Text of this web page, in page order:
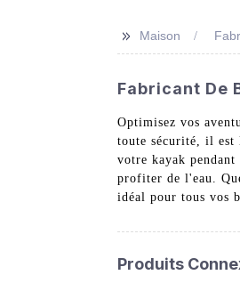
>> Maison
Fabricant De
Optimisez vos
toute sécurité, il est
votre kayak pendant
profiter de l'eau.
idéal pour tous vos
Produits